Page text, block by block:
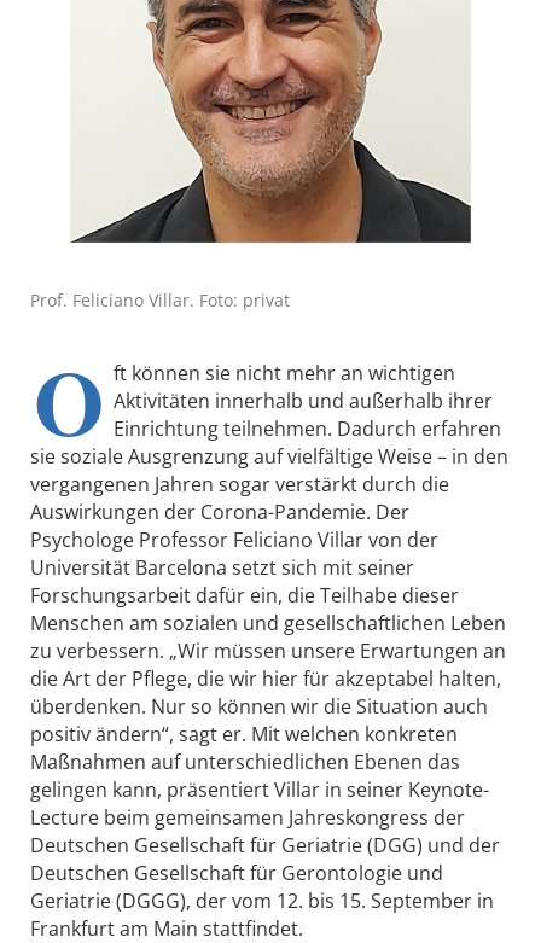
Prof. Feliciano Villar. Foto: privat
O ft können sie nicht mehr an wichtigen
Aktivitäten innerhalb und außerhalb ihrer
Einrichtung teilnehmen. Dadurch erfahren
sie soziale Ausgrenzung auf vielfältige Weise – in den
vergangenen Jahren sogar verstärkt durch die
Auswirkungen der Corona-Pandemie. Der
Psychologe Professor Feliciano Villar von der
Universität Barcelona setzt sich mit seiner
Forschungsarbeit dafür ein, die Teilhabe dieser
Menschen am sozialen und gesellschaftlichen Leben
zu verbessern. „Wir müssen unsere Erwartungen an
die Art der Pflege, die wir hier für akzeptabel halten,
überdenken. Nur so können wir die Situation auch
positiv ändern“, sagt er. Mit welchen konkreten
Maßnahmen auf unterschiedlichen Ebenen das
gelingen kann, präsentiert Villar in seiner Keynote-
Lecture beim gemeinsamen Jahreskongress der
Deutschen Gesellschaft für Geriatrie (DGG) und der
Deutschen Gesellschaft für Gerontologie und
Geriatrie (DGGG), der vom 12. bis 15. September in
Frankfurt am Main stattfindet.